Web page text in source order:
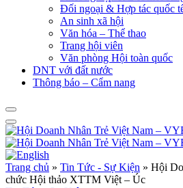
Đối ngoại & Hợp tác quốc
An sinh xã hội
Văn hóa – Thể thao
Trang hội viên
Văn phòng Hội toàn quốc
DNT với đất nước
Thông báo – Cẩm nang
Trang chủ » Tin Tức - Sự Kiện » Hội
chức Hội thảo XTTM Việt – Úc